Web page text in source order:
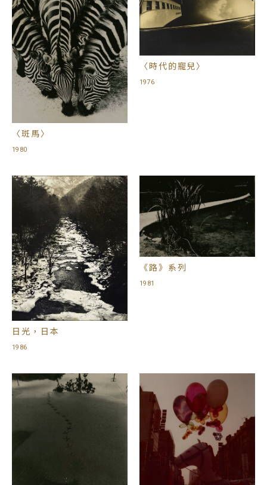
〈斑馬〉
1980
〈時代的寵兒〉
1976
日光，日本
1986
《路》系列
1981